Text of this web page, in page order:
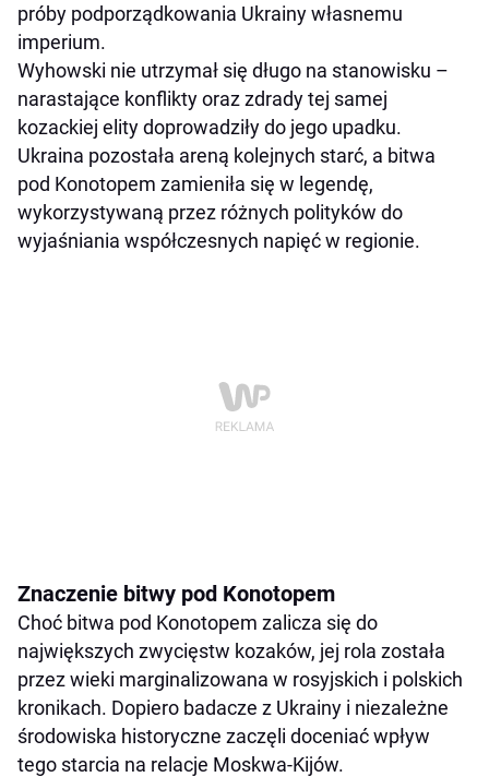
próby podporządkowania Ukrainy własnemu
imperium.
Wyhowski nie utrzymał się długo na stanowisku –
narastające konflikty oraz zdrady tej samej
kozackiej elity doprowadziły do jego upadku.
Ukraina pozostała areną kolejnych starć, a bitwa
pod Konotopem zamieniła się w legendę,
wykorzystywaną przez różnych polityków do
wyjaśniania współczesnych napięć w regionie.
Znaczenie bitwy pod Konotopem
Choć bitwa pod Konotopem zalicza się do
największych zwycięstw kozaków, jej rola została
przez wieki marginalizowana w rosyjskich i polskich
kronikach. Dopiero badacze z Ukrainy i niezależne
środowiska historyczne zaczęli doceniać wpływ
tego starcia na relacje Moskwa-Kijów.